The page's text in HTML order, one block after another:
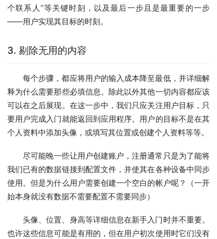
个联系人”等关键时刻，以及最后一步且是最重要的一步
——用户实现其目标的时刻。
3. 剔除无用的内容
每个步骤，都应将用户的输入成本降至最低，并详细解
释为什么需要那些必填信息。除此以外其他一切内容都应该
可以在之后展现。在这一步中，我们只应关注用户目标，只
要用户完成入门就能返回到应用程序。用户的目标不是在其
个人资料中添加头像，或填写其位置或创建个人资料等等。
尽可能晚一些让用户创建账户，注册通常只是为了能将
我们已有的数据链接到配置文件，并使其在各种设备中同步
使用。但是为什么用户需要创建一个空白的帐户呢？（一开
始本身就没有数据不需要配置不需要同步）
头像、位置、身高等详细信息在新手入门时并不重要。
也许这些信息可能是有用的，但在用户初次使用时它们没有